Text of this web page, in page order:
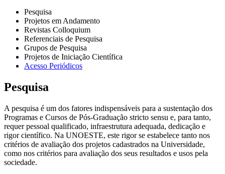
Pesquisa
Projetos em Andamento
Revistas Colloquium
Referenciais de Pesquisa
Grupos de Pesquisa
Projetos de Iniciação Científica
Acesso Periódicos
Pesquisa
A pesquisa é um dos fatores indispensáveis para a sustentação dos
Programas e Cursos de Pós-Graduação stricto sensu e, para tanto,
requer pessoal qualificado, infraestrutura adequada, dedicação e
rigor científico. Na UNOESTE, este rigor se estabelece tanto nos
critérios de avaliação dos projetos cadastrados na Universidade,
como nos critérios para avaliação dos seus resultados e usos pela
sociedade.